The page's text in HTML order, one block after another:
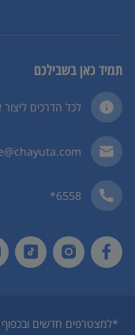
תמיד כאן בשבילכם
לכל הדרכים
6558*
*למצטרפים חדשים ובכפוף